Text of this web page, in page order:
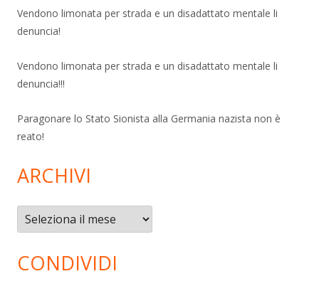
Vendono limonata per strada e un disadattato mentale li
denuncia!
Vendono limonata per strada e un disadattato mentale li
denuncia!!!
Paragonare lo Stato Sionista alla Germania nazista non è
reato!
ARCHIVI
Archivi
CONDIVIDI